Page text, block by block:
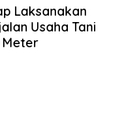
Laksanakan
Usaha Tani
Meter